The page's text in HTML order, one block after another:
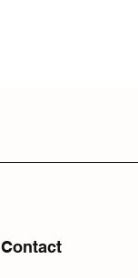
Contact